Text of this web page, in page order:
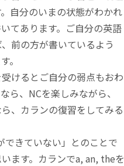
自分のいまの状態がわかれ
てあります。ご自分の英語
前の方が書いているよう
。
けるとご自分の弱点もおわ
ら、NCを楽しみながら、
、カランの復習をしてみる
できていない」とのことで
ます。カランでa, an, theを